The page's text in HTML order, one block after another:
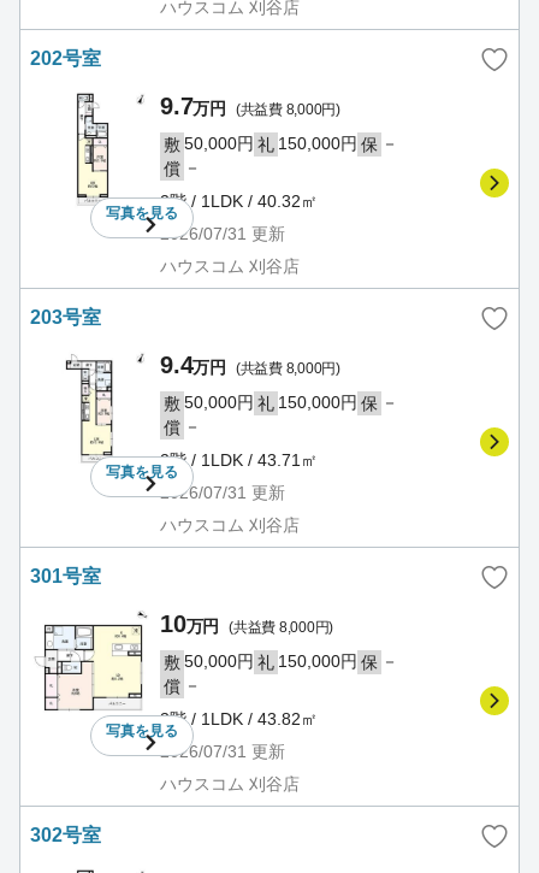
ハウスコム 刈谷店
202号室
写真を見る
9.7万円 (共益費 8,000円)
敷50,000円 礼 150,000円 保 －
償 －
2階 / 1LDK / 40.32㎡
2026/07/31 更新
ハウスコム 刈谷店
203号室
写真を見る
9.4万円 (共益費 8,000円)
敷50,000円 礼 150,000円 保 －
償 －
2階 / 1LDK / 43.71㎡
2026/07/31 更新
ハウスコム 刈谷店
301号室
写真を見る
10万円 (共益費 8,000円)
敷50,000円 礼 150,000円 保 －
償 －
3階 / 1LDK / 43.82㎡
2026/07/31 更新
ハウスコム 刈谷店
302号室